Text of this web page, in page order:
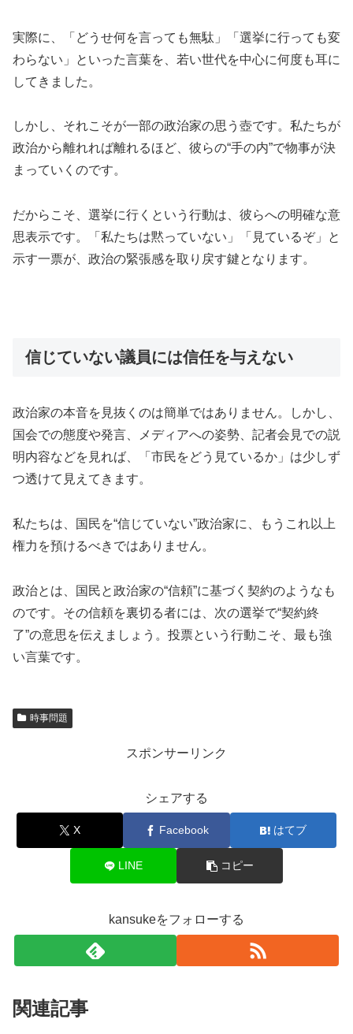
実際に、「どうせ何を言っても無駄」「選挙に行っても変
わらない」といった言葉を、若い世代を中心に何度も耳に
してきました。
しかし、それこそが一部の政治家の思う壺です。私たちが
政治から離れれば離れるほど、彼らの“手の内”で物事が決
まっていくのです。
だからこそ、選挙に行くという行動は、彼らへの明確な意
思表示です。「私たちは黙っていない」「見ているぞ」と
示す一票が、政治の緊張感を取り戻す鍵となります。
信じていない議員には信任を与えない
政治家の本音を見抜くのは簡単ではありません。しかし、
国会での態度や発言、メディアへの姿勢、記者会見での説
明内容などを見れば、「市民をどう見ているか」は少しず
つ透けて見えてきます。
私たちは、国民を“信じていない”政治家に、もうこれ以上
権力を預けるべきではありません。
政治とは、国民と政治家の“信頼”に基づく契約のようなも
のです。その信頼を裏切る者には、次の選挙で“契約終
了”の意思を伝えましょう。投票という行動こそ、最も強
い言葉です。
時事問題
スポンサーリンク
シェアする
X Facebook はてブ
LINE コピー
kansukeをフォローする
関連記事